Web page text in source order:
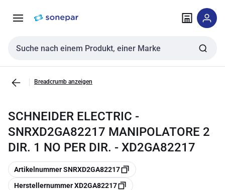
NavigationInhalt
Sucheingabe
Breadcrumb anzeigen
SCHNEIDER ELECTRIC -
SNRXD2GA82217 MANIPOLATORE 2
DIR. 1 NO PER DIR. - XD2GA82217
Kopieren
Artikelnummer SNRXD2GA82217
Kopieren
Herstellernummer XD2GA82217